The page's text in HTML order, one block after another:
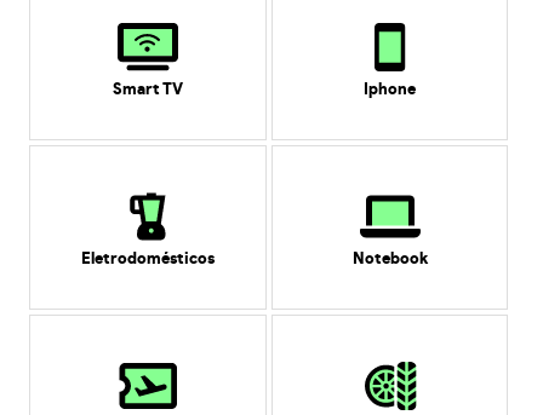
Smart TV Iphone
Eletrodomésticos Notebook